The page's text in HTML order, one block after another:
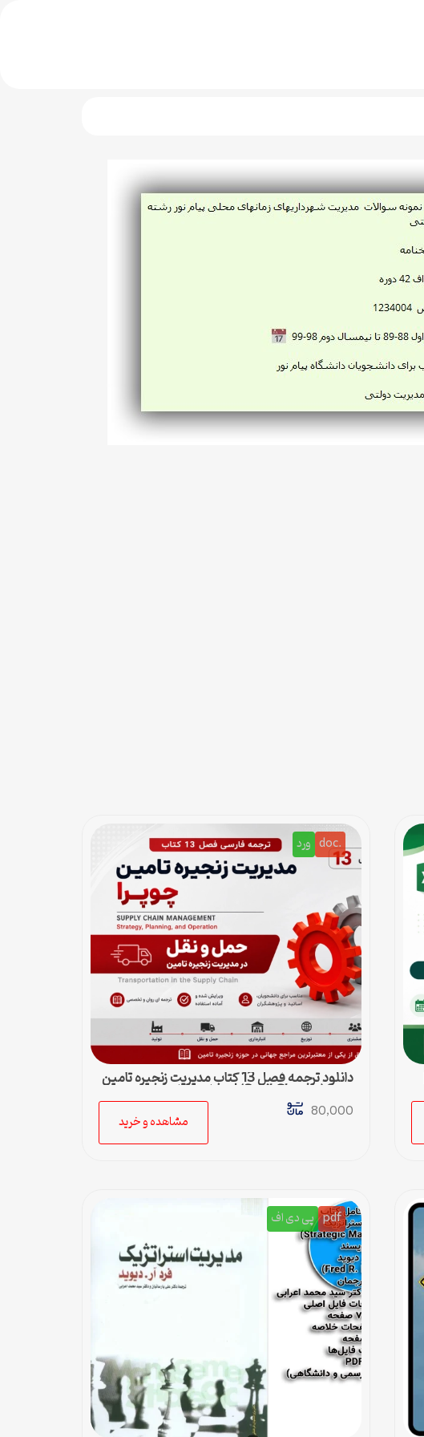
.doc ورد
دانلود ترجمه فصل 13 کتاب مدیریت زنجیره تامین
چوپرا (Sunil Chopra) | حمل و نقل در زنجیره
تامین
80,000
مشاهده و خرید
pdf پی دی اف